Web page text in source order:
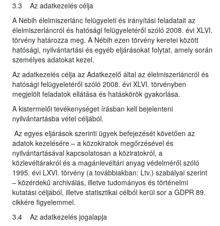
3.3 Az adatkezelés célja
A Nébih élelmiszerlánc felügyeleti és irányítási feladatait az
élelmiszerláncról és hatósági felügyeletéről szóló 2008. évi XLVI.
törvény határozza meg. A Nébih ezen törvény keretei között
hatósági, nyilvántartási és egyéb eljárásokat folytat, amely során
személyes adatokat kezel.
Az adatkezelés célja az Adatkezelő által az élelmiszerláncról és
hatósági felügyeletéről szóló 2008. évi XLVI. törvényben
megjelölt feladatok ellátása és hatáskörök gyakorlása.
A kistermelői tevékenységet írásban kell bejelenteni
nyilvántartásba vétel céljából.
Az egyes eljárások szerinti ügyek befejezését követően az
adatok kezelésére – a közokiratok megőrzésével és
nyilvántartásával kapcsolatosan a köziratokról, a
közlevéltárakról és a magánlevéltári anyag védelméről szóló
1995. évi LXVI. törvény (a továbbiakban: Ltv.) szabályai szerint
– közérdekű archiválás, illetve tudományos és történelmi
kutatási céljából, illetve statisztikai célból kerül sor a GDPR 89.
cikkére figyelemmel.
3.4 Az adatkezelés jogalapja